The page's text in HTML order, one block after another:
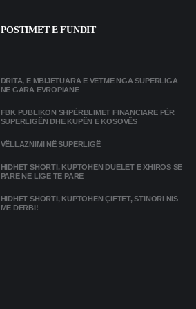
POSTIMET E FUNDIT
DRITA, E MBIJETUARA E VETME NGA SUPERLIGA
NË GARA EVROPIANE
FBK PUBLIKON SHPËRBLIMET FINANCIARE PËR
SUPERLIGËN DHE KUPËN E KOSOVËS
VËLLAZNIMI NË SUPERLIGË
HIDHET SHORTI, KUPTOHEN DUELET E XHIROS SË
PARË NË LIGË TË PARË
HIDHET SHORTI, KUPTOHEN ÇIFTET, STINORI NIS
ME DERBI!